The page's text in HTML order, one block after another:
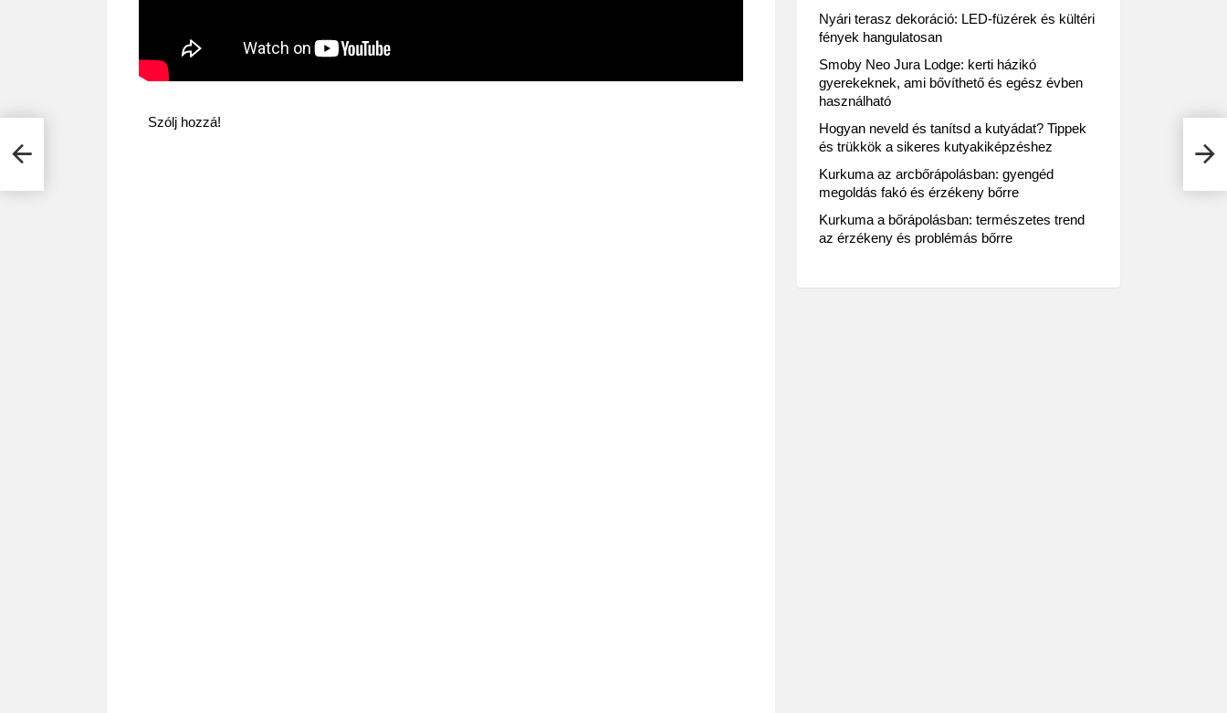
Szólj hozzá!
Nyári terasz dekoráció: LED-füzérek és kültéri
fények hangulatosan
Smoby Neo Jura Lodge: kerti házikó
gyerekeknek, ami bővíthető és egész évben
használható
Hogyan neveld és tanítsd a kutyádat? Tippek
és trükkök a sikeres kutyakiképzéshez
Kurkuma az arcbőrápolásban: gyengéd
megoldás fakó és érzékeny bőrre
Kurkuma a bőrápolásban: természetes trend
az érzékeny és problémás bőrre